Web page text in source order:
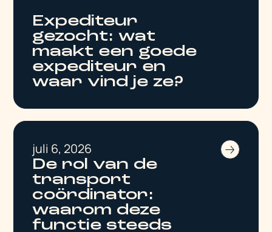
Expediteur
gezocht: wat
maakt een goede
expediteur en
waar vind je ze?
juli 6, 2026
De rol van de
transport
coördinator:
waarom deze
functie steeds